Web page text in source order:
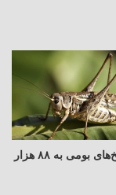
مبارزه با ملخ‌های بومی به ۸۸ هزار